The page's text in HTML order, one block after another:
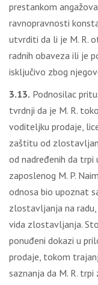
prestankom
ravnopravnosti
utvrditi da li je M. R.
radnih obaveza ili je
isključivo zbog
3.13. Podnosilac
tvrdnji da je M. R.
voditeljku prodaje,
zaštitu od
od nadređenih da trpi
zaposlenog M. P.
odnosa bio upoznat
zlostavljanja na
vida zlostavljanja.
ponuđeni dokazi u
prodaje, tokom
saznanja da M. R.